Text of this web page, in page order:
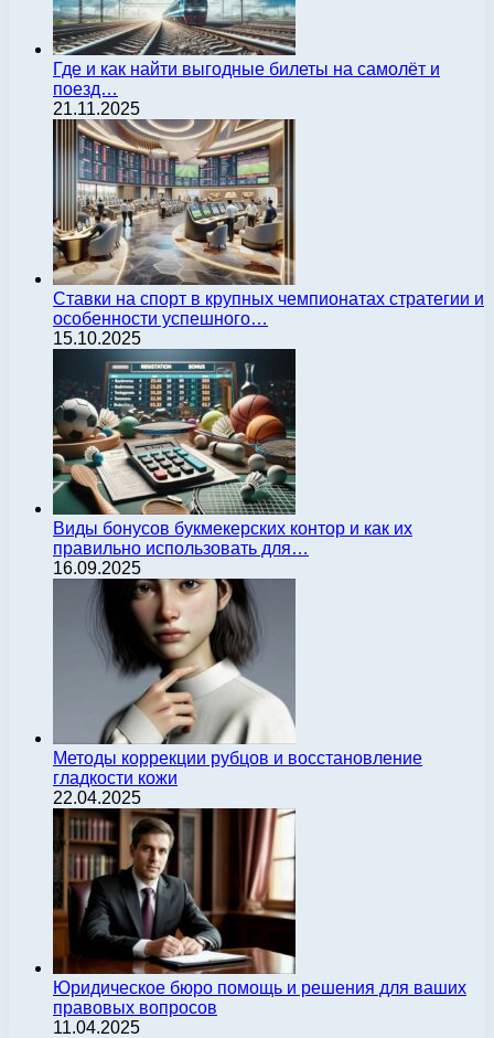
Где и как найти выгодные билеты на самолёт и
поезд…
21.11.2025
Ставки на спорт в крупных чемпионатах стратегии и
особенности успешного…
15.10.2025
Виды бонусов букмекерских контор и как их
правильно использовать для…
16.09.2025
Методы коррекции рубцов и восстановление
гладкости кожи
22.04.2025
Юридическое бюро помощь и решения для ваших
правовых вопросов
11.04.2025